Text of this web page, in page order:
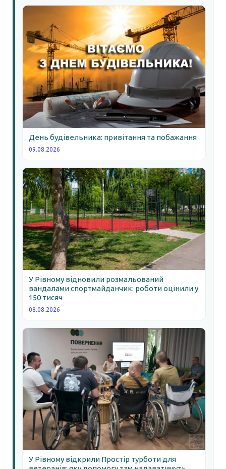
День будівельника: привітання та побажання
09.08.2026
У Рівному відновили розмальований
вандалами спортмайданчик: роботи оцінили у
150 тисяч
08.08.2026
У Рівному відкрили Простір турботи для